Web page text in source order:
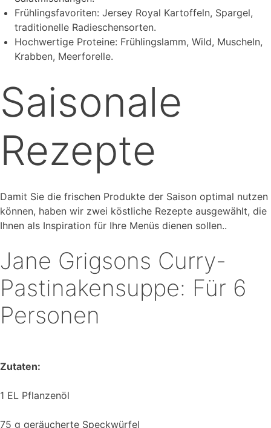
Frühlingsfavoriten: Jersey Royal Kartoffeln, Spargel,
traditionelle Radieschensorten.
Hochwertige Proteine: Frühlingslamm, Wild, Muscheln,
Krabben, Meerforelle.
Saisonale
Rezepte
Damit Sie die frischen Produkte der Saison optimal nutzen
können, haben wir zwei köstliche Rezepte ausgewählt, die
Ihnen als Inspiration für Ihre Menüs dienen sollen..
Jane Grigsons Curry-
Pastinakensuppe: Für 6
Personen
Zutaten:
1 EL Pflanzenöl
75 g geräucherte Speckwürfel